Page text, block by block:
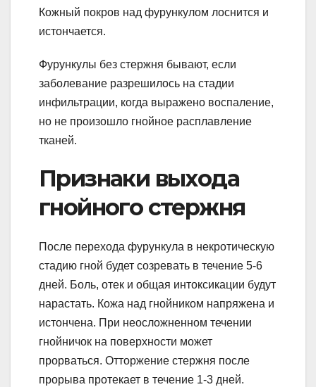
Кожный покров над фурункулом лоснится и
истончается.
Фурункулы без стержня бывают, если
заболевание разрешилось на стадии
инфильтрации, когда выражено воспаление,
но не произошло гнойное расплавление
тканей.
Признаки выхода
гнойного стержня
После перехода фурункула в некротическую
стадию гной будет созревать в течение 5-6
дней. Боль, отек и общая интоксикации будут
нарастать. Кожа над гнойником напряжена и
истончена. При неосложненном течении
гнойничок на поверхности может
прорваться. Отторжение стержня после
прорыва протекает в течение 1-3 дней.